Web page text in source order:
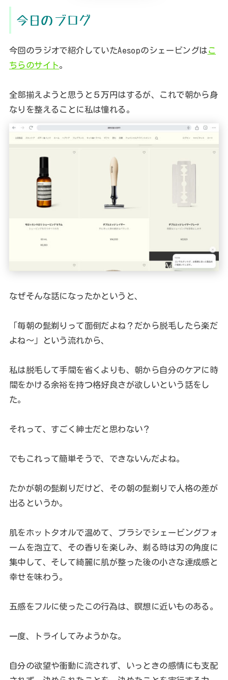
今日のブログ
今回のラジオで紹介していたAesopのシェービングは こ
ちらのサイト。
全部揃えようと思うと５万円はするが、これで朝から身
なりを整えることに私は憧れる。
なぜそんな話になったかというと、
「毎朝の髭剃りって面倒だよね？だから脱毛したら楽だ
よね〜」という流れから、
私は脱毛して手間を省くよりも、朝から自分のケアに時
間をかける余裕を持つ格好良さが欲しいという話をし
た。
それって、すごく紳士だと思わない？
でもこれって簡単そうで、できないんだよね。
たかが朝の髭剃りだけど、その朝の髭剃りで人格の差が
出るというか。
肌をホットタオルで温めて、ブラシでシェービングフォ
ームを泡立て、その香りを楽しみ、剃る時は刃の角度に
集中して、そして綺麗に肌が整った後の小さな達成感と
幸せを味わう。
五感をフルに使ったこの行為は、瞑想に近いものある。
一度、トライしてみようかな。
自分の欲望や衝動に流されず、いっときの感情にも支配